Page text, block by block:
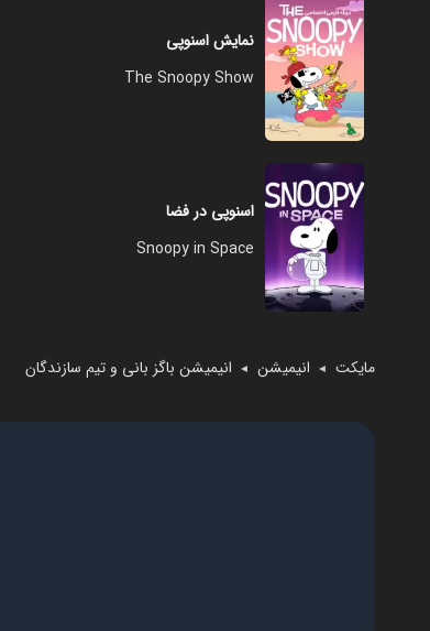
نمایش اسنوپی
The Snoopy Show
اسنوپی در فضا
Snoopy in Space
مایکت ◄ انیمیشن ◄ انیمیشن باگز بانی و تیم سازندگان